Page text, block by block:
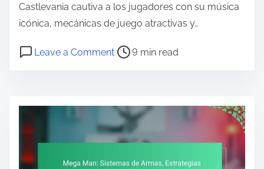
Castlevania cautiva a los jugadores con su música
icónica, mecánicas de juego atractivas y…
Leave a Commenton Castlevania: Música Icónica,
Post read time 9 min read